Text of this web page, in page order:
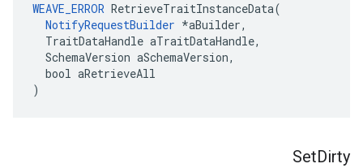
WEAVE_ERROR RetrieveTraitInstanceData(
NotifyRequestBuilder *aBuilder,
  TraitDataHandle aTraitDataHandle,
  SchemaVersion aSchemaVersion,
  bool aRetrieveAll
)
SetDirty